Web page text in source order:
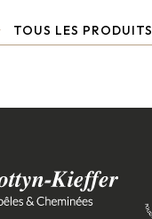
TOUS LES PRODUITS